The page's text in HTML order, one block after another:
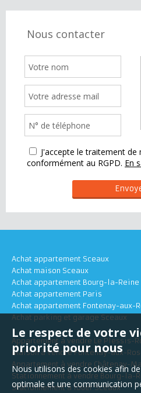
Nous contacter
J'accepte le traitement
conformément au RGPD. En
Achat appartement Sceaux
Achat maison Sceaux
Achat appartement Bourg-la-Reine
Achat appartement Paris
Achat appartement Fontenay-aux-
Achat parking et garage Sceaux
Appartement à vendre Le Plessis-
Maison à vendre Fontenay-aux-
Appartement à vendre Châtenay-
Stationnement à vendre Bourg-la-
Stationnement à louer Sceaux
Le respect de votre
priorité pour nous
Nous utilisons des cookies afin
optimale et une communication